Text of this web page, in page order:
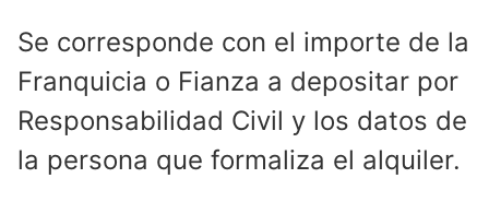
Se corresponde con el importe de la
Franquicia o Fianza a depositar por
Responsabilidad Civil y los datos de
la persona que formaliza el alquiler.